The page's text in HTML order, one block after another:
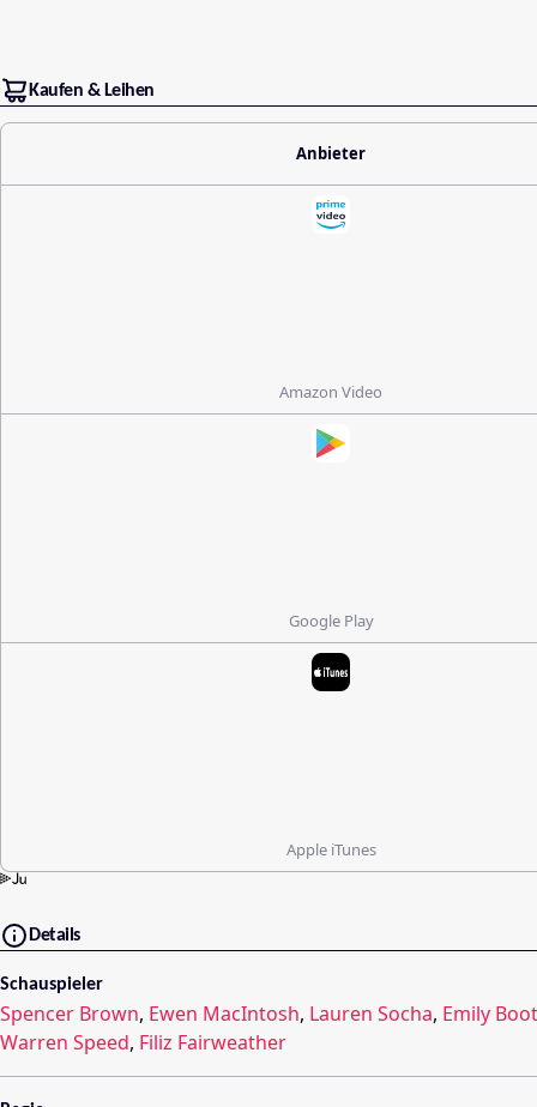
Kaufen & Leihen
Anbieter
Amazon Video
Google Play
Apple iTunes
Details
Schauspieler
Spencer Brown, Ewen MacIntosh, Lauren Socha, Emily
Warren Speed, Filiz Fairweather